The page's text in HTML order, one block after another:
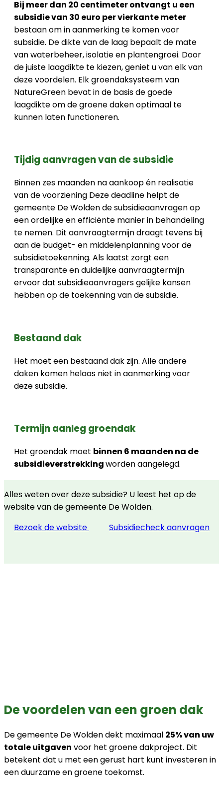
Bij meer dan 20 centimeter ontvangt u een
subsidie van 30 euro per vierkante meter
bestaan om in aanmerking te komen voor
subsidie. De dikte van de laag bepaalt de mate
van waterbeheer, isolatie en plantengroei. Door
de juiste laagdikte te kiezen, geniet u van elk van
deze voordelen. Elk groendaksysteem van
NatureGreen bevat in de basis de goede
laagdikte om de groene daken optimaal te
kunnen laten functioneren.
Tijdig aanvragen van de subsidie
Binnen zes maanden na aankoop én realisatie
van de voorziening Deze deadline helpt de
gemeente De Wolden de subsidieaanvragen op
een ordelijke en efficiënte manier in behandeling
te nemen. Dit aanvraagtermijn draagt tevens bij
aan de budget- en middelenplanning voor de
subsidietoekenning. Als laatst zorgt een
transparante en duidelijke aanvraagtermijn
ervoor dat subsidieaanvragers gelijke kansen
hebben op de toekenning van de subsidie.
Bestaand dak
Het moet een bestaand dak zijn. Alle andere
daken komen helaas niet in aanmerking voor
deze subsidie.
Termijn aanleg groendak
Het groendak moet binnen 6 maanden na de
subsidieverstrekkingworden aangelegd.
Alles weten over deze subsidie? U leest het op de
website van de gemeente De Wolden.
Bezoek de website
Subsidiecheck aanvragen
De voordelen van een groen dak
De gemeente De Wolden dekt maximaal 25% van uw
totale uitgaven voor het groene dakproject. Dit
betekent dat u met een gerust hart kunt investeren in
een duurzame en groene toekomst.